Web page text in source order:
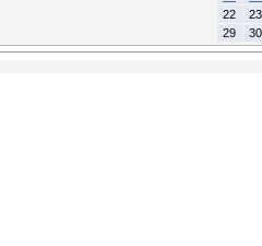
22
23
29
30